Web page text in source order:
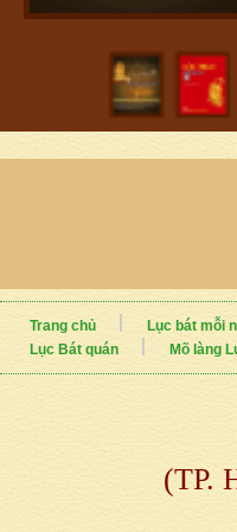
Trang chủ Lục bát mỗi
Lục Bát quán
Mõ làng
(TP.